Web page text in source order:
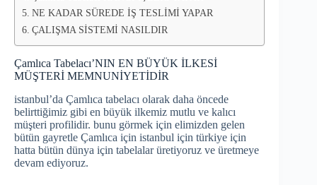
NE KADAR SÜREDE İŞ TESLİMİ YAPAR
ÇALIŞMA SİSTEMİ NASILDIR
Çamlıca Tabelacı’NIN EN BÜYÜK İLKESİ
MÜŞTERİ MEMNUNİYETİDİR
istanbul’da Çamlıca tabelacı olarak daha öncede
belirttiğimiz gibi en büyük ilkemiz mutlu ve kalıcı
müşteri profilidir. bunu görmek için elimizden gelen
bütün gayretle Çamlıca için istanbul için türkiye için
hatta bütün dünya için tabelalar üretiyoruz ve üretmeye
devam ediyoruz.